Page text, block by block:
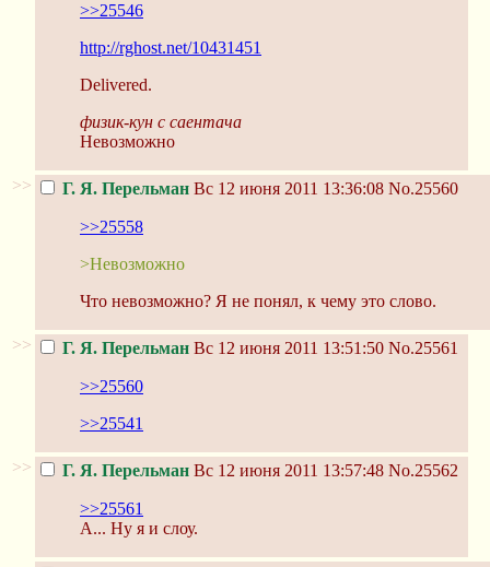
>>25546
http://rghost.net/10431451
Delivered.
физик-кун с саентача
Невозможно
>> Г. Я. Перельман Вс 12 июня 2011 13:36:08 No.25560
>>25558
>Невозможно
Что невозможно? Я не понял, к чему это слово.
>> Г. Я. Перельман Вс 12 июня 2011 13:51:50 No.25561
>>25560
>>25541
>> Г. Я. Перельман Вс 12 июня 2011 13:57:48 No.25562
>>25561
А... Ну я и слоу.